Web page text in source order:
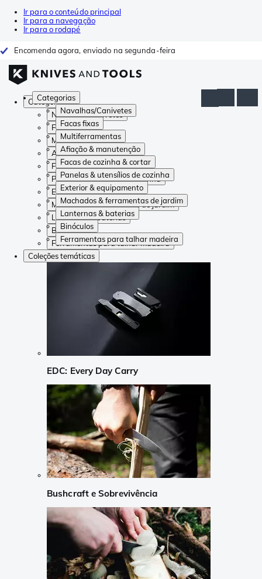
Ir para o conteúdo principal
Ir para a navegação
Ir para o rodapé
Encomenda agora, enviado na segunda-feira
Categorias
Navalhas/Canivetes
Facas fixas
Multiferramentas
Afiação & manutenção
Facas de cozinha & cortar
Panelas & utensílios de cozinha
Exterior & equipamento
Machados & ferramentas de jardim
Lanternas & baterias
Binóculos
Ferramentas para talhar madeira
Categorias
Navalhas/Canivetes
Facas fixas
Multiferramentas
Afiação & manutenção
Facas de cozinha & cortar
Panelas & utensílios de cozinha
Exterior & equipamento
Machados & ferramentas de jardim
Lanternas & baterias
Binóculos
Ferramentas para talhar madeira
Coleções temáticas
EDC: Every Day Carry
Bushcraft e Sobrevivência